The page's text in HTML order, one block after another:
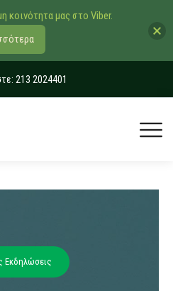
213 2024401
Εκδηλώσεις
κοινότητα μας στο Viber.